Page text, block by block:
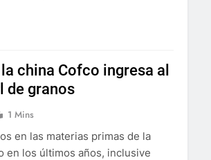
china Cofco ingresa al
de granos
1 Mins
en las materias primas de la
en los últimos años, inclusive